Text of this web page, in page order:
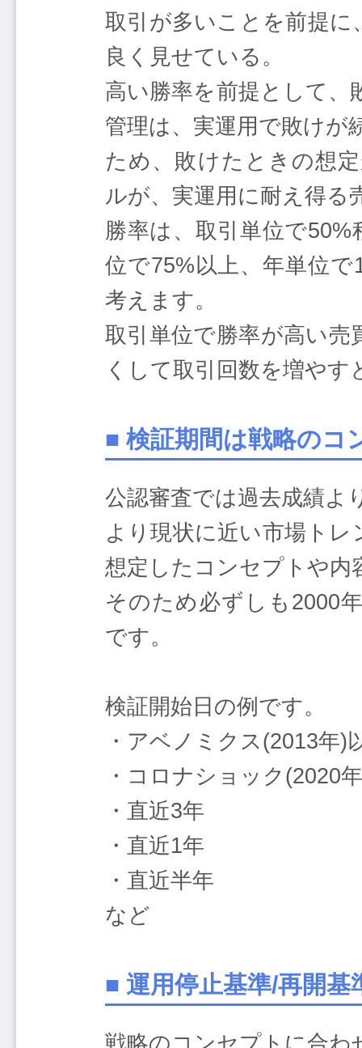
取引が多いことを前提に
良く見せている。
高い勝率を前提として、
管理は、実運用で敗けが
ため、敗けたときの想
ルが、実運用に耐え得る
勝率は、取引単位で
位で75%以上、年単位
考えます。
取引単位で勝率が高い売
くして取引回数を増や
■ 検証期間は戦略のコ
公認審査では過去成績よ
より現状に近い市場ト
想定したコンセプトや内
そのため必ずしも2000
です。
検証開始日の例です。
・アベノミクス(2013年)
・コロナショック(2020
・直近3年
・直近1年
・直近半年
など
■ 運用停止基準/再開
戦略のコンセプトに合わ